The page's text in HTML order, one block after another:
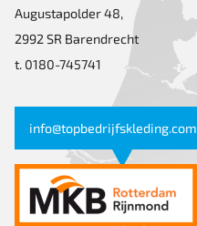
Augustapolder 48,
2992 SR Barendrecht
t. 0180-745741
info@topbedrijfskleding.com